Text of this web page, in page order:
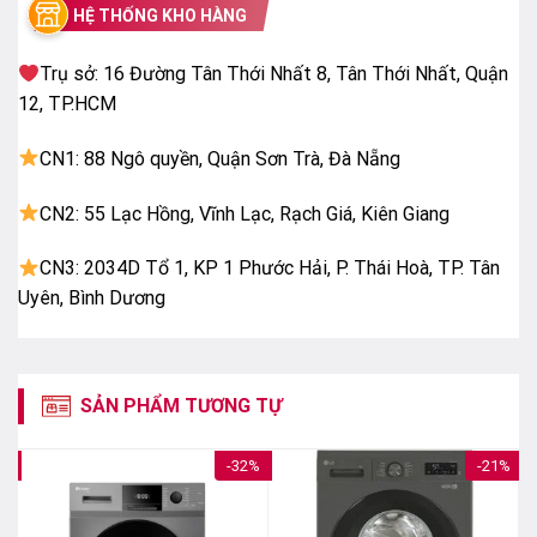
Vệ sinh lồng giặt với ION bạc
Các ion bạc mang lại hiệu quả
kháng khuẩn và chống nấm
mốc*cho mâm giặt và hệ
loại bỏ cặn bột giặt
Giặt giũ hàng ngày
Ngay cả việc giặt giũ
thiết kế mới nắp mở
rộng tối đa giúp thuận
tiện cho đồ giặt của
gia đình vào/lấy đồ
HỆ THỐNG KHO HÀNG
Trụ sở: 16 Đường Tân Thới Nhất 8, Tân Thới Nhất, Quận
12, TP.HCM
CN1: 88 Ngô quyền, Quận Sơn Trà, Đà Nẵng
CN2: 55 Lạc Hồng, Vĩnh Lạc, Rạch Giá, Kiên Giang
CN3: 2034D Tổ 1, KP 1 Phước Hải, P. Thái Hoà, TP. Tân
Uyên, Bình Dương
SẢN PHẨM TƯƠNG TỰ
-32% -21%